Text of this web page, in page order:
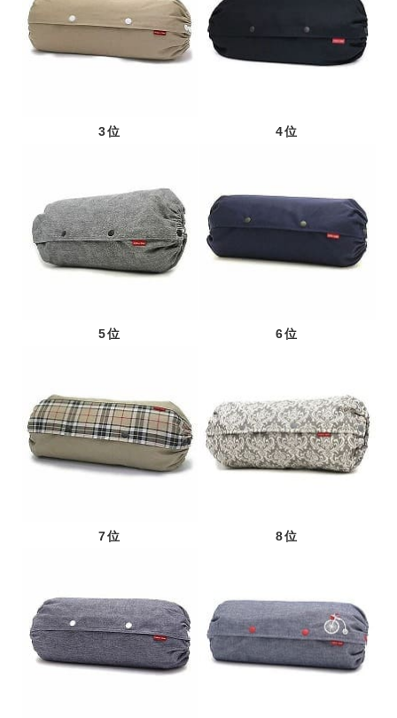
3位 4位
5位 6位
7位 8位